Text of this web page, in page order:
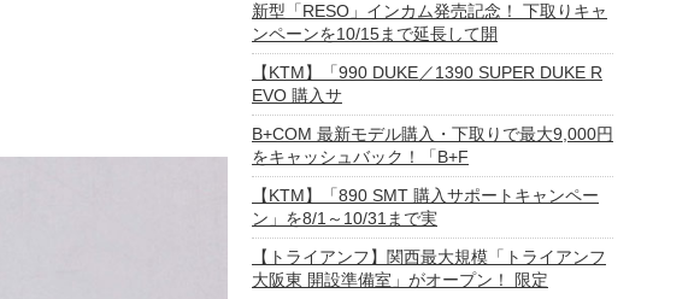
新型「RESO」インカム発売記念！ 下取りキャ
ンペーンを10/15まで延長して開
【KTM】「990 DUKE／1390 SUPER DUKE R
EVO 購入サ
B+COM 最新モデル購入・下取りで最大9,000円
をキャッシュバック！「B+F
【KTM】「890 SMT 購入サポートキャンペー
ン」を8/1～10/31まで実
【トライアンフ】関西最大規模「トライアンフ
大阪東 開設準備室」がオープン！ 限定